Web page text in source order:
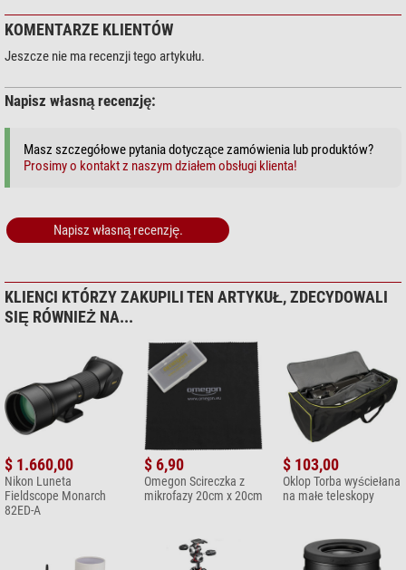
$ 1,90*
Konserwacja > Inne uwagi (2)
$ 6,90*
*Wszystkie ceny obejmują VAT, plus koszty przesyłki.
KOMENTARZE KLIENTÓW
Jeszcze nie ma recenzji tego artykułu.
Napisz własną recenzję:
Masz szczegółowe pytania dotyczące zamówienia lub produktów?
Prosimy o kontakt z naszym działem obsługi klienta!
Napisz własną recenzję.
KLIENCI KTÓRZY ZAKUPILI TEN ARTYKUŁ, ZDECYDOWALI
SIĘ RÓWNIEŻ NA...
$ 1.660,00
Nikon Luneta
Fieldscope Monarch
82ED-A
$ 6,90
Omegon Scireczka z
mikrofazy 20cm x 20cm
$ 103,00
Oklop Torba wyściełana
na małe teleskopy